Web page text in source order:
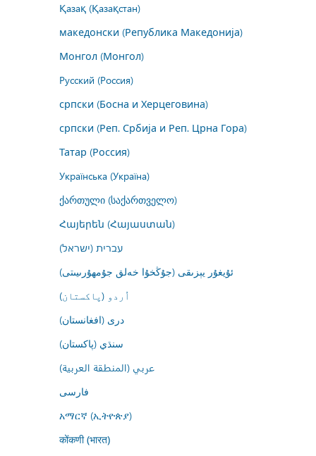
Қазақ (Қазақстан)
македонски (Република Македонија)
Монгол (Монгол)
Русский (Россия)
српски (Босна и Херцеговина)
српски (Реп. Србија и Реп. Црна Гора)
Татар (Россия)
Українська (Україна)
ქართული (საქართველო)
Հայերեն (Հայաստան)
עברית (ישראל)
ئۇيغۇر يېزىقى (جۇڭخۇا خەلق جۇمھۇرىيىتى)
اُردو (پاکستان)
درى (افغانستان)
سنڌي (پاکستان)
عربي (المنطقة العربية)
فارسى
አማርኛ (ኢትዮጵያ)
कोंकणी (भारत)